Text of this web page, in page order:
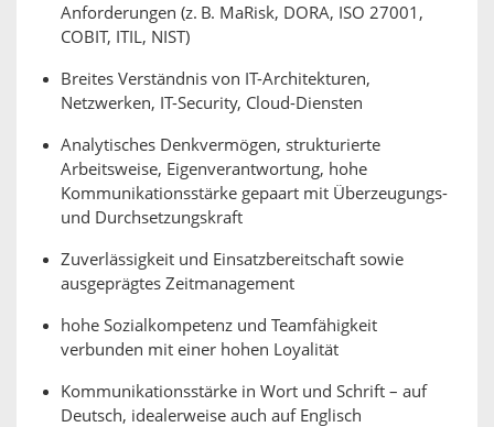
Anforderungen (z. B. MaRisk, DORA, ISO 27001,
COBIT, ITIL, NIST)
Breites Verständnis von IT-Architekturen,
Netzwerken, IT-Security, Cloud-Diensten
Analytisches Denkvermögen, strukturierte
Arbeitsweise, Eigenverantwortung, hohe
Kommunikationsstärke gepaart mit Überzeugungs-
und Durchsetzungskraft
Zuverlässigkeit und Einsatzbereitschaft sowie
ausgeprägtes Zeitmanagement
hohe Sozialkompetenz und Teamfähigkeit
verbunden mit einer hohen Loyalität
Kommunikationsstärke in Wort und Schrift – auf
Deutsch, idealerweise auch auf Englisch